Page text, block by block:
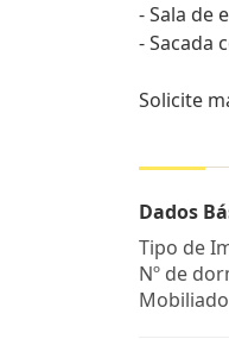
- Sala de
- Sacada
Solicite
Dados
Tipo de
Nº de